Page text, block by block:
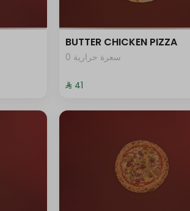
BUTTER CHICKEN PIZZA
0 سعرة حرارية
⁨⁦‪‬ 41⁩